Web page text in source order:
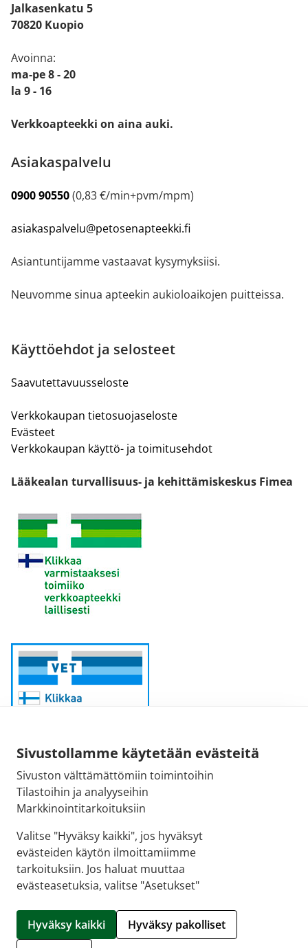
Sivustollamme käytetään evästeitä
Sivuston välttämättömiin toimintoihin
Tilastoihin ja analyyseihin
Markkinointitarkoituksiin
Valitse "Hyväksy kaikki", jos hyväksyt
evästeiden käytön ilmoittamiimme
tarkoituksiin. Jos haluat muuttaa
evästeasetuksia, valitse "Asetukset"
Hyväksy kaikki
Hyväksy pakolliset
Jalkasenkatu 5
70820 Kuopio
Avoinna:
ma-pe 8 - 20
la 9 - 16
Verkkoapteekki on aina auki.
Asiakaspalvelu
0900 90550(0,83 €/min+pvm/mpm)
asiakaspalvelu@petosenapteekki.fi
Asiantuntijamme vastaavat kysymyksiisi.
Neuvomme sinua apteekin aukioloaikojen puitteissa.
Käyttöehdot ja selosteet
Saavutettavuusseloste
Verkkokaupan tietosuojaseloste
Evästeet
Verkkokaupan käyttö- ja toimitusehdot
Lääkealan turvallisuus- ja kehittämiskeskus Fimea
Sähköpostiosoite:
kirjaamo@fimea.fi
Fimean vaihde:
029 522 3341
Hallitse evästeitä